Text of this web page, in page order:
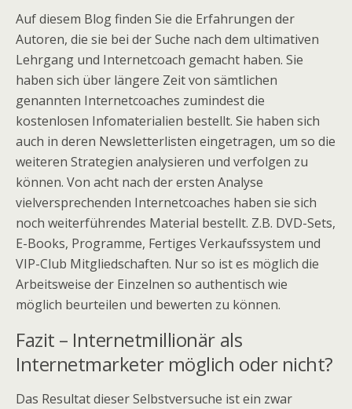
Auf diesem Blog finden Sie die Erfahrungen der
Autoren, die sie bei der Suche nach dem ultimativen
Lehrgang und Internetcoach gemacht haben. Sie
haben sich über längere Zeit von sämtlichen
genannten Internetcoaches zumindest die
kostenlosen Infomaterialien bestellt. Sie haben sich
auch in deren Newsletterlisten eingetragen, um so die
weiteren Strategien analysieren und verfolgen zu
können. Von acht nach der ersten Analyse
vielversprechenden Internetcoaches haben sie sich
noch weiterführendes Material bestellt. Z.B. DVD-Sets,
E-Books, Programme, Fertiges Verkaufssystem und
VIP-Club Mitgliedschaften. Nur so ist es möglich die
Arbeitsweise der Einzelnen so authentisch wie
möglich beurteilen und bewerten zu können.
Fazit – Internetmillionär als
Internetmarketer möglich oder nicht?
Das Resultat dieser Selbstversuche ist ein zwar